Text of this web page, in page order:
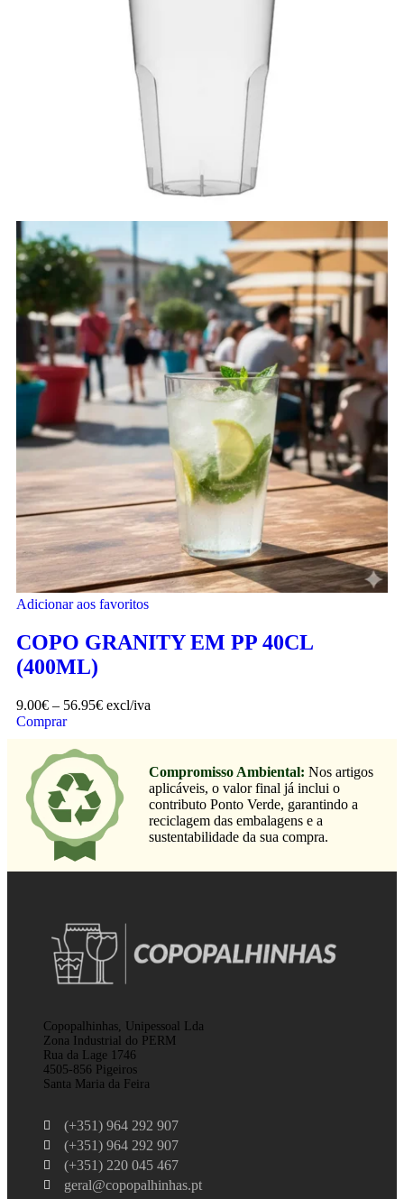
Adicionar aos favoritos
COPO GRANITY EM PP 40CL
(400ML)
9.00€ – 56.95€ excl/iva
Comprar
Compromisso Ambiental: Nos artigos
aplicáveis, o valor final já inclui o
contributo Ponto Verde, garantindo a
reciclagem das embalagens e a
sustentabilidade da sua compra.
Copopalhinhas, Unipessoal Lda
Zona Industrial do PERM
Rua da Lage 1746
4505-856 Pigeiros
Santa Maria da Feira
(+351) 964 292 907
(+351) 964 292 907
(+351) 220 045 467
geral@copopalhinhas.pt